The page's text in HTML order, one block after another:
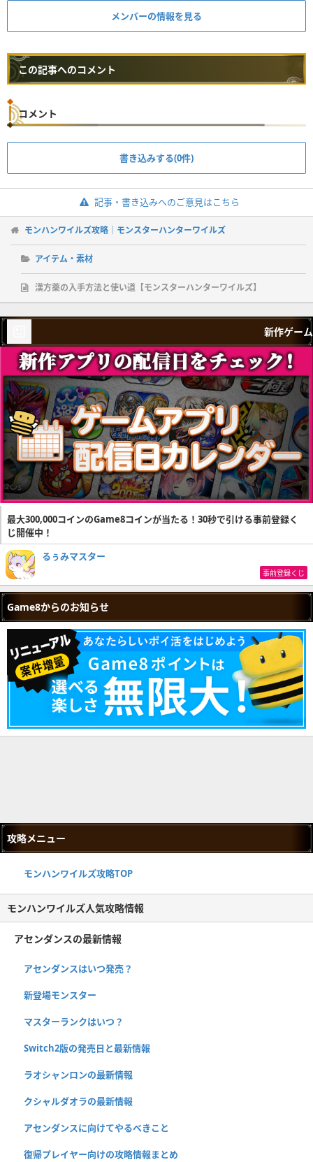
メンバーの情報を見る
この記事へのコメント
コメント
書き込みする(0件)
記事・書き込みへのご意見はこちら
モンハンワイルズ攻略｜モンスターハンターワイルズ
アイテム・素材
漢方薬の入手方法と使い道【モンスターハンターワイルズ】
新作ゲーム
最大300,000コインのGame8コインが当たる！30秒で引ける事前登録く
じ開催中！
るぅみマスター
事前登録くじ
Game8からのお知らせ
攻略メニュー
モンハンワイルズ攻略TOP
モンハンワイルズ人気攻略情報
アセンダンスの最新情報
アセンダンスはいつ発売？
新登場モンスター
マスターランクはいつ？
Switch2版の発売日と最新情報
ラオシャンロンの最新情報
クシャルダオラの最新情報
アセンダンスに向けてやるべきこと
復帰プレイヤー向けの攻略情報まとめ